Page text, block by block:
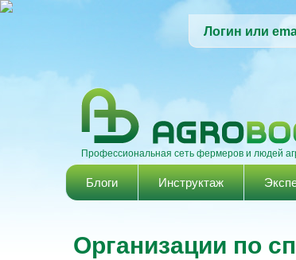
Логин или
Профессиональная сеть фермеров и людей
Главное меню
Блоги Инструктаж
Организации по